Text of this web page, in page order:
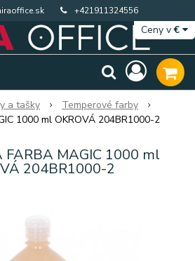
+421911324556
Ceny v€
a tašky
Temperové farby
1000 ml OKROVÁ 204BR1000-2
FARBA MAGIC 1000 ml
204BR1000-2